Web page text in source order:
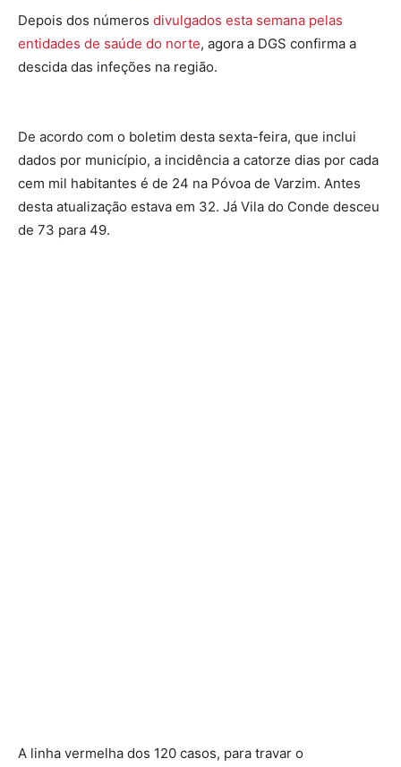
Depois dos números divulgados esta semana pelas
entidades de saúde do norte, agora a DGS confirma a
descida das infeções na região.
De acordo com o boletim desta sexta-feira, que inclui
dados por município, a incidência a catorze dias por cada
cem mil habitantes é de 24 na Póvoa de Varzim. Antes
desta atualização estava em 32. Já Vila do Conde desceu
de 73 para 49.
A linha vermelha dos 120 casos, para travar o